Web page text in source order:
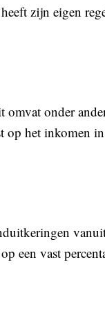
zijn eigen
onder
het inkomen
een vast